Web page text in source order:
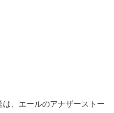
、エールのアナザーストー